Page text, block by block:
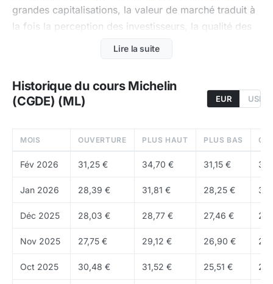
grandes capitalisations, la valeur de marché traduit à
la fois la perception des investisseurs, la qualité des
résultats et le niveau d'exigence déjà intégré dans la
Avec une capitalisation d'environ 18,53 Md €,
Michelin (CGDE) fait partie des dossiers qui attirent
comme institutionnels. La lecture du cours de l'action
jour, bien sûr, mais aussi l'evolution sur plusieurs
semaines, la place du titre dans son secteur, la
marche vis-a-vis de sa croissance future. Pour
capitalisations, il est utile de revenir aussi vers
actionsou versl'ensemble de la Bourse
sur Coin
Lire la suite
Historique du cours Michelin
(CGDE) (ML)
EUR USD
MOIS OUVERTURE PLUS HAUT PLUS BAS
Fév 2026 31,25 € 34,70 € 31,15 €
Jan 2026 28,39 € 31,81 € 28,25 €
Déc 2025 28,03 € 28,77 € 27,46 €
Nov 2025 27,75 € 29,12 € 26,90 €
Oct 2025 30,48 € 31,52 € 25,51 €